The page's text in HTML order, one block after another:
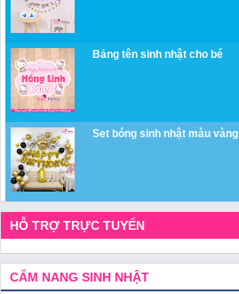
Bảng tên sinh nhật cho bé
Set bóng sinh nhật màu vàng
HỖ TRỢ TRỰC TUYẾN
CẨM NANG SINH NHẬT